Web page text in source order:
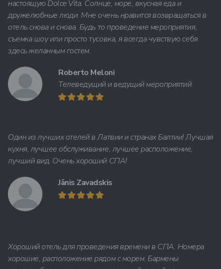
настоящую Dolce Vita. Солнце, море, вкусная еда и
дружелюбные люди. Мне очень нравится возвращаться в
отель снова и снова. Будь то проведение мероприятия,
съемка шоу или просто тусовка, я всегда чувствую себя
здесь желанным гостем.
Roberto Meloni
Телеведущий и ведущий мероприятий
Один из лучших отелей в Латвии и странах Балтии! Лучшая
кухня, лучшее обслуживание, лучшее расположение,
лучший вид. Очень хороший СПА!
Jānis Zavadskis
Хороший отель для проведения времени в СПА. Номера
хорошие, расположение рядом с морем. Бармены